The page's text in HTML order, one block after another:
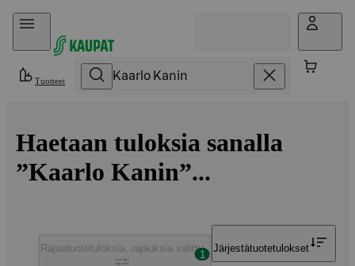
Hyppää sisältöön
Tuotteet
Haetaan tuloksia sanalla
”Kaarlo Kanin”...
Rajaatuotetuloksia, rajauksia valittu
1
Järjestätuotetulokset